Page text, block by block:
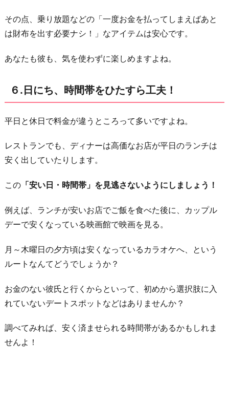
その点、乗り放題などの「一度お金を払ってしまえばあと
は財布を出す必要ナシ！」なアイテムは安心です。
あなたも彼も、気を使わずに楽しめますよね。
６.日にち、時間帯をひたすら工夫！
平日と休日で料金が違うところって多いですよね。
レストランでも、ディナーは高価なお店が平日のランチは
安く出していたりします。
この 「安い日・時間帯」を見逃さないようにしましょう！
例えば、ランチが安いお店でご飯を食べた後に、カップル
デーで安くなっている映画館で映画を見る。
月～木曜日の夕方頃は安くなっているカラオケへ、という
ルートなんてどうでしょうか？
お金のない彼氏と行くからといって、初めから選択肢に入
れていないデートスポットなどはありませんか？
調べてみれば、安く済ませられる時間帯があるかもしれま
せんよ！